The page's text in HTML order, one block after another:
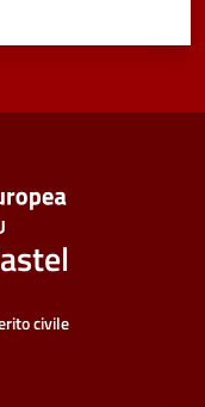
civile